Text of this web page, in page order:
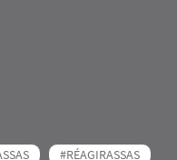
#RÉAGIRASSAS